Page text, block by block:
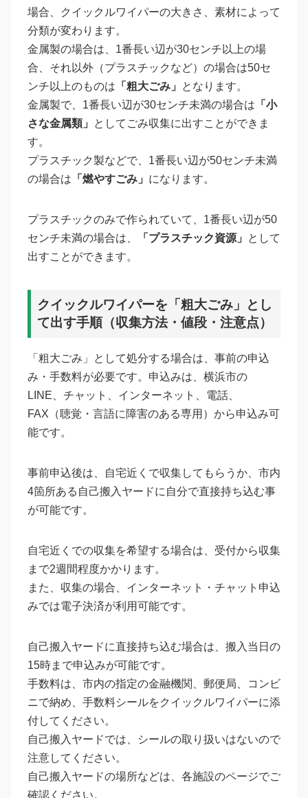
場合、クイックルワイパーの大きさ、素材によって
分類が変わります。
金属製の場合は、1番長い辺が30センチ以上の場
合、それ以外（プラスチックなど）の場合は50セ
ンチ以上のものは 「粗大ごみ」
となります。
金属製で、1番長い辺が30センチ未満の場合は 「小
さな金属類」
としてごみ収集に出すことができま
す。
プラスチック製などで、1番長い辺が50センチ未満
の場合は 「燃やすごみ」 になります。
プラスチックのみで作られていて、1番長い辺が50
センチ未満の場合は、
「プラスチック資源」
として
出すことができます。
クイックルワイパーを「粗大ごみ」とし
て出す手順（収集方法・値段・注意点）
「粗大ごみ」として処分する場合は、事前の申込
み・手数料が必要です。申込みは、横浜市の
LINE、チャット、インターネット、電話、
FAX（聴覚・言語に障害のある専用）から申込み可
能です。
事前申込後は、自宅近くで収集してもらうか、市内
4箇所ある自己搬入ヤードに自分で直接持ち込む事
が可能です。
自宅近くでの収集を希望する場合は、受付から収集
まで2週間程度かかります。
また、収集の場合、インターネット・チャット申込
みでは電子決済が利用可能です。
自己搬入ヤードに直接持ち込む場合は、搬入当日の
15時まで申込みが可能です。
手数料は、市内の指定の金融機関、郵便局、コンビ
ニで納め、手数料シールをクイックルワイパーに添
付してください。
自己搬入ヤードでは、シールの取り扱いはないので
注意してください。
自己搬入ヤードの場所などは、各施設のページでご
確認ください。